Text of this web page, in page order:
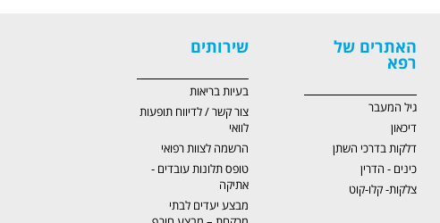
האתרים של
רפא
גיל המעבר
דיכאון
דלקות בדרכי השתן
כינים - הדרין
צלקות- קלו-קוט
שירותים
בעיות בריאות
צור קשר / לדיווח תופעות
לוואי
הרשמה לצוות רפואי
טופס תלונות עובדים -
אתיקה
מבצע יעדים לבתי